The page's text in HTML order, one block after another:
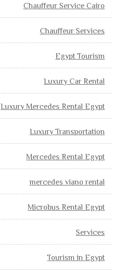
Chauffeur Service Cairo
Chauffeur Services
Egypt Tourism
Luxury Car Rental
Luxury Mercedes Rental Egypt
Luxury Transportation
Mercedes Rental Egypt
mercedes viano rental
Microbus Rental Egypt
Services
Tourism in Egypt